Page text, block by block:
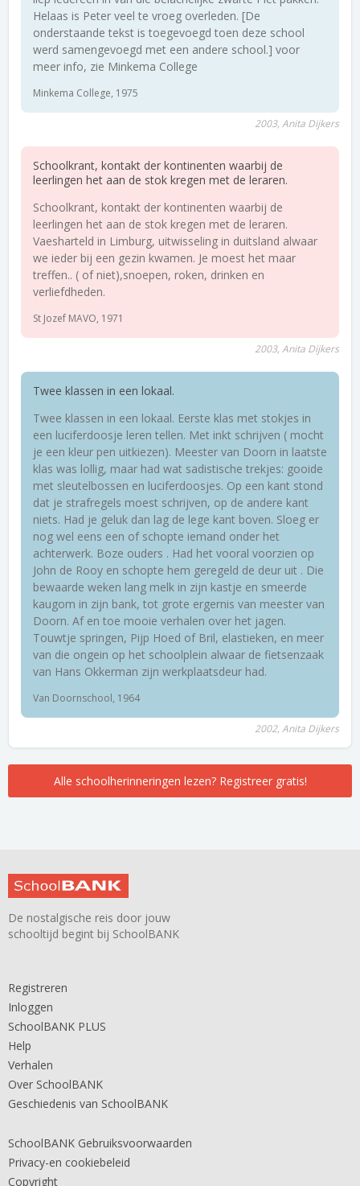
Helaas is Peter veel te vroeg overleden. [De
onderstaande tekst is toegevoegd toen deze school
werd samengevoegd met een andere school.] voor
meer info, zie Minkema College
Minkema College, 1975
2003, Anita Dijkers
Schoolkrant, kontakt der kontinenten waarbij de
leerlingen het aan de stok kregen met de leraren.
Schoolkrant, kontakt der kontinenten waarbij de
leerlingen het aan de stok kregen met de leraren.
Vaesharteld in Limburg, uitwisseling in duitsland alwaar
we ieder bij een gezin kwamen. Je moest het maar
treffen.. ( of niet),snoepen, roken, drinken en
verliefdheden.
St Jozef MAVO, 1971
2003, Anita Dijkers
Twee klassen in een lokaal.
Twee klassen in een lokaal. Eerste klas met stokjes in
een luciferdoosje leren tellen. Met inkt schrijven ( mocht
je een kleur pen uitkiezen). Meester van Doorn in laatste
klas was lollig, maar had wat sadistische trekjes: gooide
met sleutelbossen en luciferdoosjes. Op een kant stond
dat je strafregels moest schrijven, op de andere kant
niets. Had je geluk dan lag de lege kant boven. Sloeg er
nog wel eens een of schopte iemand onder het
achterwerk. Boze ouders . Had het vooral voorzien op
John de Rooy en schopte hem geregeld de deur uit . Die
bewaarde weken lang melk in zijn kastje en smeerde
kaugom in zijn bank, tot grote ergernis van meester van
Doorn. Af en toe mooie verhalen over het jagen.
Touwtje springen, Pijp Hoed of Bril, elastieken, en meer
van die ongein op het schoolplein alwaar de fietsenzaak
van Hans Okkerman zijn werkplaatsdeur had.
Van Doornschool, 1964
2002, Anita Dijkers
Alle schoolherinneringen lezen? Registreer gratis!
De nostalgische reis door jouw
schooltijd begint bij SchoolBANK
Registreren
Inloggen
SchoolBANK PLUS
Help
Verhalen
Over SchoolBANK
Geschiedenis van SchoolBANK
SchoolBANK Gebruiksvoorwaarden
Privacy-en cookiebeleid
Copyright